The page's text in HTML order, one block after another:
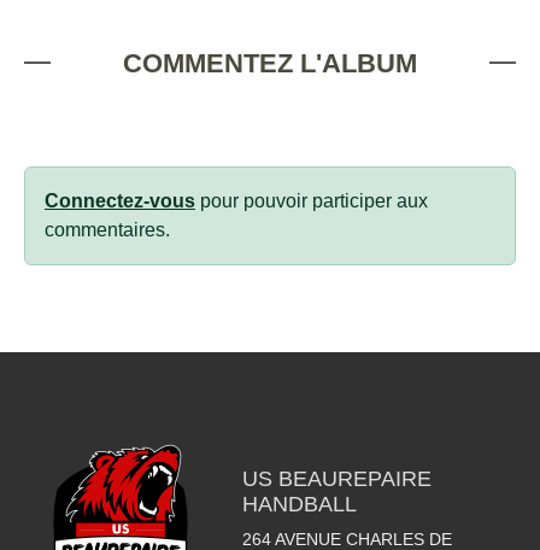
COMMENTEZ L'ALBUM
Connectez-vous pour pouvoir participer aux
commentaires.
US BEAUREPAIRE
HANDBALL
264 AVENUE CHARLES DE